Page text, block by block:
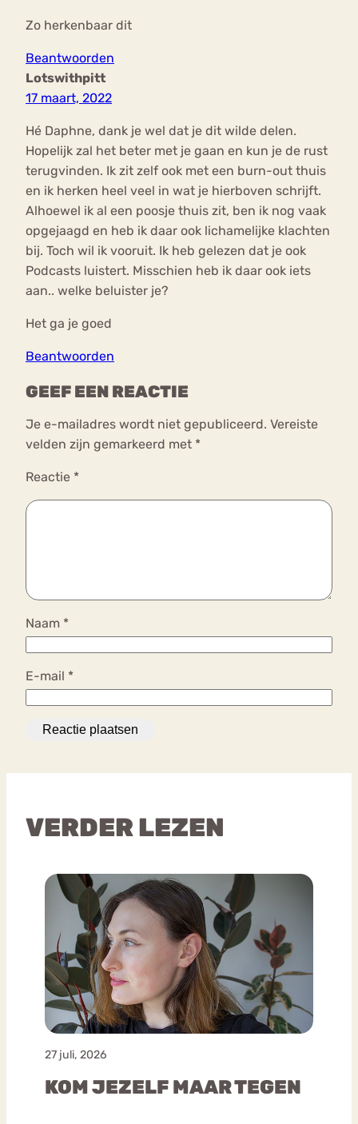
Zo herkenbaar dit
Beantwoorden
Lotswithpitt
17 maart, 2022
Hé Daphne, dank je wel dat je dit wilde delen.
Hopelijk zal het beter met je gaan en kun je de rust
terugvinden. Ik zit zelf ook met een burn-out thuis
en ik herken heel veel in wat je hierboven schrijft.
Alhoewel ik al een poosje thuis zit, ben ik nog vaak
opgejaagd en heb ik daar ook lichamelijke klachten
bij. Toch wil ik vooruit. Ik heb gelezen dat je ook
Podcasts luistert. Misschien heb ik daar ook iets
aan.. welke beluister je?
Het ga je goed
Beantwoorden
GEEF EEN REACTIE
Je e-mailadres wordt niet gepubliceerd. Vereiste
velden zijn gemarkeerd met *
Reactie *
Naam *
E-mail *
VERDER LEZEN
27 juli, 2026
KOM JEZELF MAAR TEGEN